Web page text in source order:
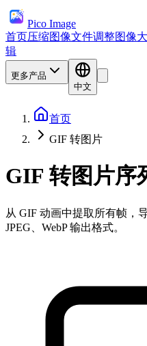
Pico Image
首页压缩图像文件调整图像
辑
更多产品
中文
首页
GIF 转图片
GIF 转图片序
从 GIF 动画中提取所有帧，
JPEG、WebP 输出格式。